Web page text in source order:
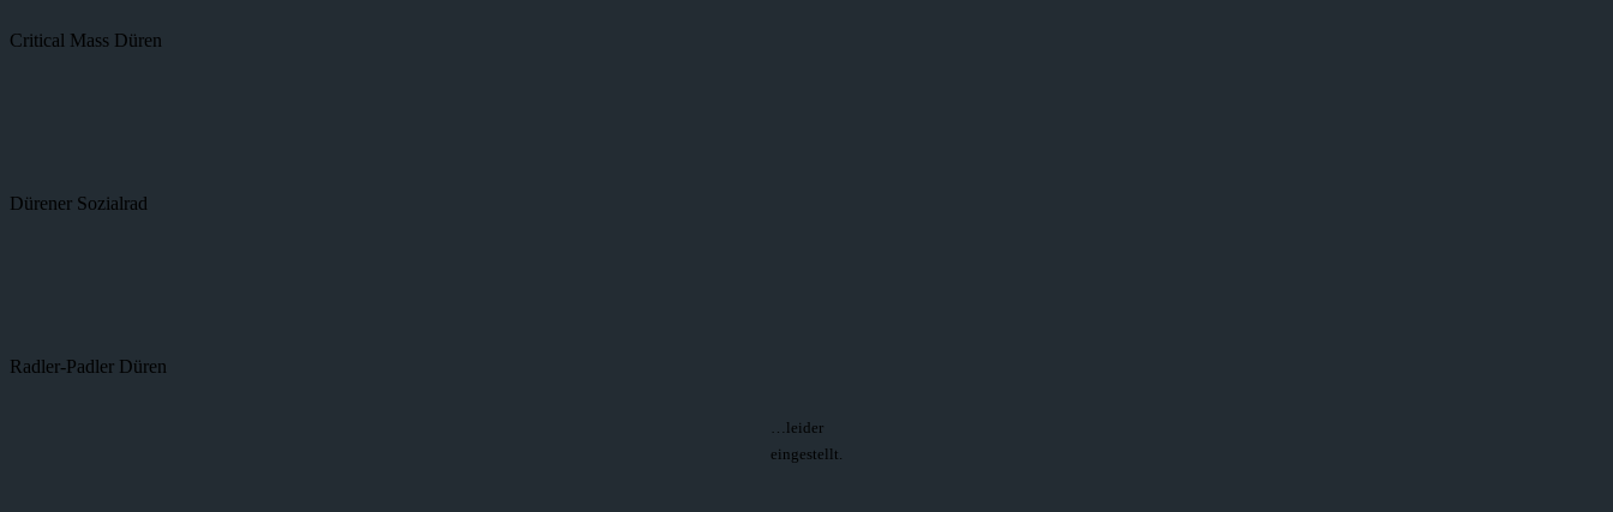
Critical Mass Düren
Dürener Sozialrad
Radler-Padler Düren
…leider
eingestellt.